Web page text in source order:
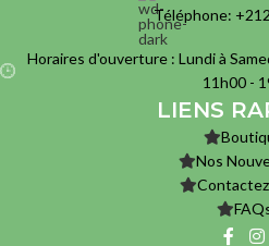
Téléphone:
Horaires d'ouverture : Lundi à
11h00 -
LIENS
Nos